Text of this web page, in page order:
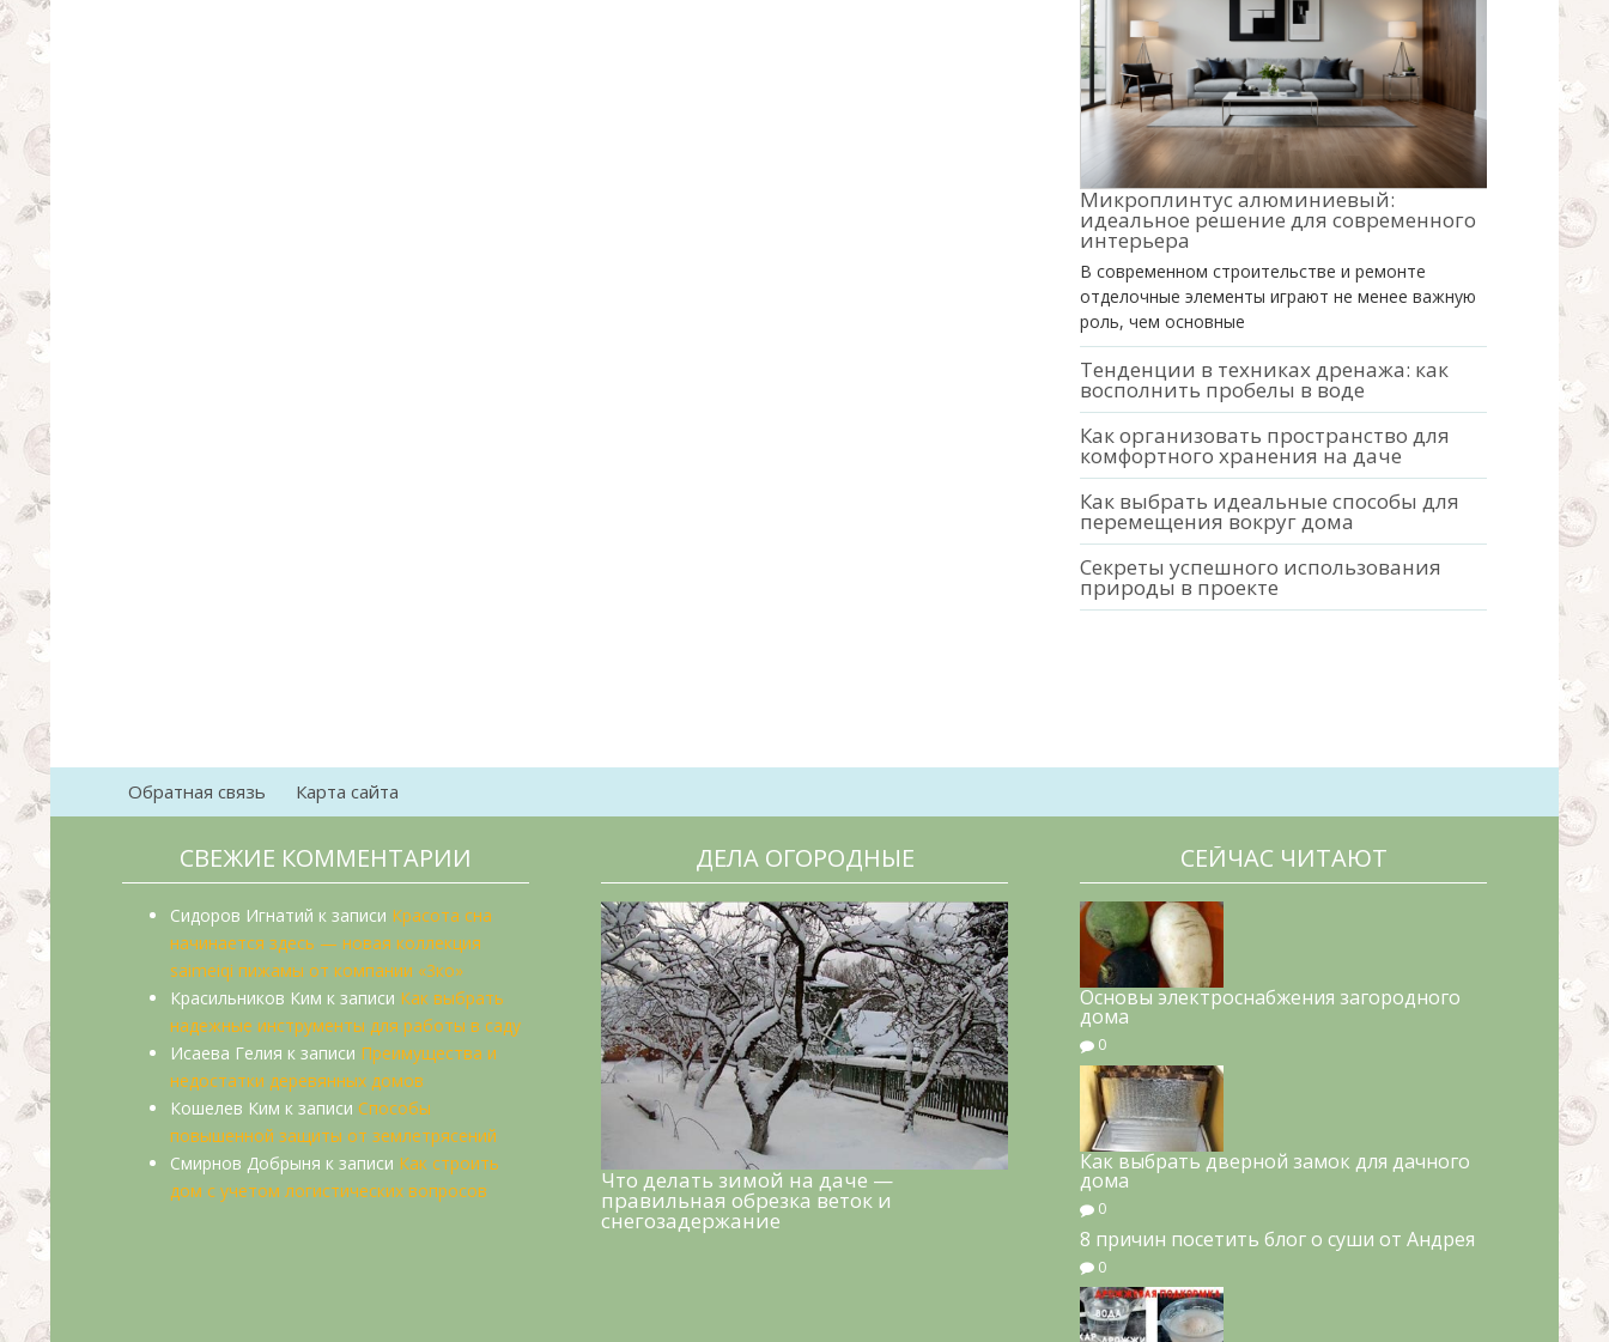
Микроплинтус алюминиевый:
идеальное решение для современного
интерьера
В современном строительстве и ремонте
отделочные элементы играют не менее важную
роль, чем основные
Тенденции в техниках дренажа: как
восполнить пробелы в воде
Как организовать пространство для
комфортного хранения на даче
Как выбрать идеальные способы для
перемещения вокруг дома
Секреты успешного использования
природы в проекте
Обратная связь Карта сайта
СВЕЖИЕ КОММЕНТАРИИ
Сидоров Игнатий к записи Красота сна
начинается здесь — новая коллекция
saimeiqi пижамы от компании «3ко»
Красильников Ким к записи Как выбрать
надежные инструменты для работы в саду
Исаева Гелия к записи Преимущества и
недостатки деревянных домов
Кошелев Ким к записи Способы
повышенной защиты от землетрясений
Смирнов Добрыня к записи Как строить
дом с учетом логистических вопросов
ДЕЛА ОГОРОДНЫЕ
Что делать зимой на даче —
правильная обрезка веток и
снегозадержание
СЕЙЧАС ЧИТАЮТ
Основы электроснабжения загородного
дома
0
Как выбрать дверной замок для дачного
дома
0
8 причин посетить блог о суши от Андрея
0